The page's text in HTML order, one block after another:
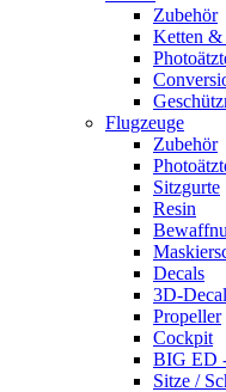
Zubehör
Ketten &
Flugzeuge
Zubehör
Sitzgurte
Resin
Decals
3D-
Propeller
Cockpit
BIG ED
Sitze /